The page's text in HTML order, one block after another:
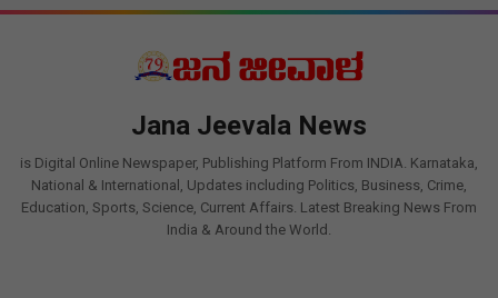
Jana Jeevala News
is Digital Online Newspaper, Publishing Platform From INDIA. Karnataka,
National & International, Updates including Politics, Business, Crime,
Education, Sports, Science, Current Affairs. Latest Breaking News From
India & Around the World.